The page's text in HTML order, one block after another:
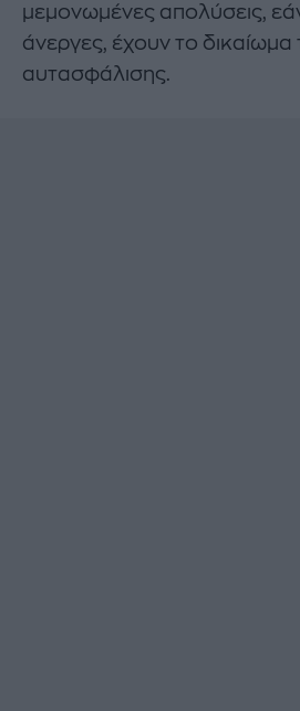
μεμονωμένες απολύσεις,
άνεργες, έχουν το δικαίωμα
αυτασφάλισης.